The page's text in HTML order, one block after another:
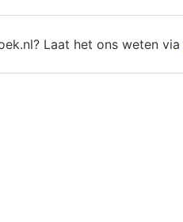
Laat het ons weten via